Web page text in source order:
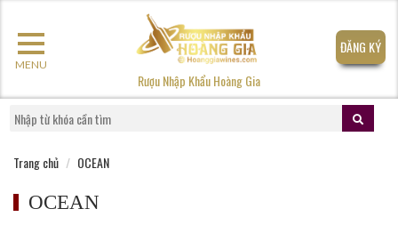
MENU
Rượu Nhập Khẩu Hoàng Gia
ĐĂNG KÝ
Trang chủ OCEAN
OCEAN